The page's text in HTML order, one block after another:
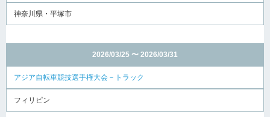
神奈川県・平塚市
2026/03/25 〜 2026/03/31
アジア自転車競技選手権大会－トラック
フィリピン